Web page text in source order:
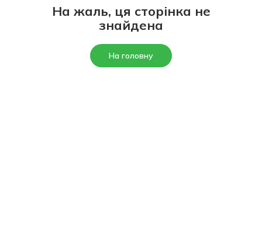
На жаль, ця сторінка не
знайдена
На головну